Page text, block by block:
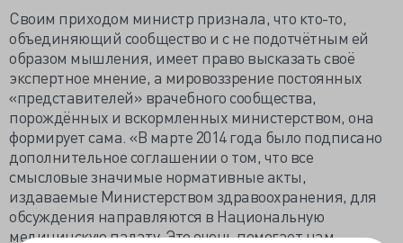
Своим приходом министр признала, что кто-то,
объединяющий сообщество и с не подотчётным ей
образом мышления, имеет право высказать своё
экспертное мнение, а мировоззрение постоянных
«представителей» врачебного сообщества,
порождённых и вскормленных министерством, она
формирует сама. «В марте 2014 года было подписано
дополнительное соглашении о том, что все
смысловые значимые нормативные акты,
издаваемые Министерством здравоохранения, для
обсуждения направляются в Национальную
медицинскую палату. Это очень помогает нам